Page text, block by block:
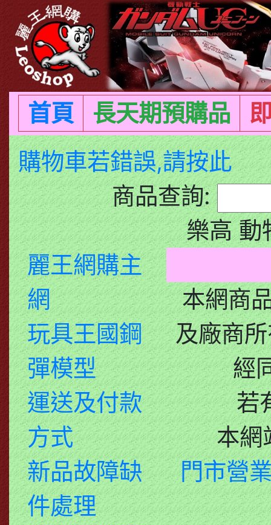
首頁 長天期預購品
購物車若錯誤,請按此
商品查詢:
樂高 動
麗王網購主
網
玩具王國鋼
彈模型
運送及付款
方式
新品故障缺
件處理
本網商
及廠商
經
若
本網
門市營